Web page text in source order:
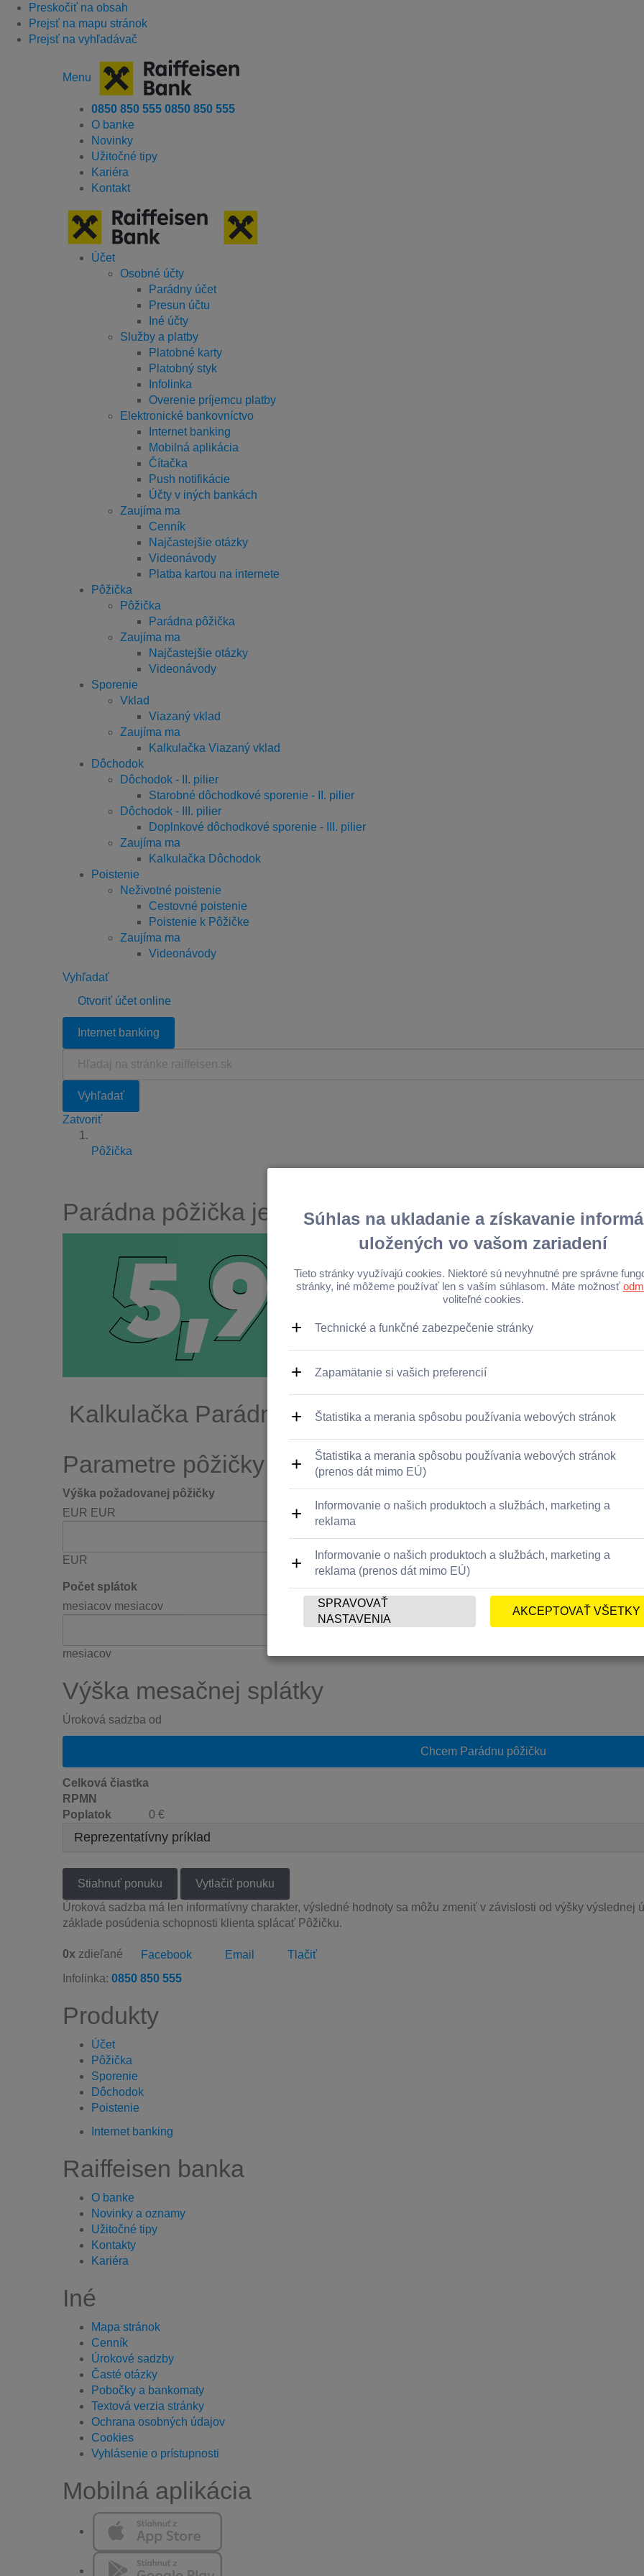
Preskočiť na obsah
Prejsť na mapu stránok
Prejsť na vyhľadávač
Menu
0850 850 555 0850 850 555
O banke
Novinky
Užitočné tipy
Kariéra
Kontakt
Účet
Osobné účty
Parádny účet
Presun účtu
Iné účty
Služby a platby
Platobné karty
Platobný styk
Infolinka
Overenie príjemcu platby
Elektronické bankovníctvo
Internet banking
Mobilná aplikácia
Čítačka
Push notifikácie
Účty v iných bankách
Zaujíma ma
Cenník
Najčastejšie otázky
Videonávody
Platba kartou na internete
Pôžička
Pôžička
Parádna pôžička
Zaujíma ma
Najčastejšie otázky
Videonávody
Sporenie
Vklad
Viazaný vklad
Zaujíma ma
Kalkulačka Viazaný vklad
Dôchodok
Dôchodok - II. pilier
Starobné dôchodkové sporenie - II. pilier
Dôchodok - III. pilier
Doplnkové dôchodkové sporenie - III. pilier
Zaujíma ma
Kalkulačka Dôchodok
Poistenie
Neživotné poistenie
Cestovné poistenie
Poistenie k Pôžičke
Zaujíma ma
Videonávody
Vyhľadať
Otvoriť účet online
Internet banking
raiffeisen.sk
Vyhľadať
Zatvoriť
Pôžička
Parádna pôžička je teraz ešte výhodnejšia.
Získajte Pôžičku od300
V našej banke okrem
Úroková sadzbaje nemenná
Kalkulačka Parádnej pôžičky
Parametre pôžičky
Výška požadovanej pôžičky
EUR EUR
EUR
Počet splátok
mesiacov mesiacov
mesiacov
Výška mesačnej splátky
Úroková sadzba od
Chcem Parádnu pôžičku
Celková čiastka
RPMN
Poplatok
0 €
Reprezentatívny príklad
Úroková sadzba má len informatívny charakter, výsledné hodnoty sa môžu zmeniť v závislosti od výšky výslednej
základe posúdenia schopnosti klienta splácať Pôžičku.
0x zdieľané Facebook Email
Tlačiť
Infolinka: 0850 850 555
Produkty
Účet
Pôžička
Sporenie
Dôchodok
Poistenie
Internet banking
Raiffeisen banka
O banke
Novinky a oznamy
Užitočné tipy
Kontakty
Kariéra
Iné
Mapa stránok
Cenník
Úrokové sadzby
Časté otázky
Pobočky a bankomaty
Textová verzia stránky
Ochrana osobných údajov
Cookies
Vyhlásenie o prístupnosti
Mobilná aplikácia